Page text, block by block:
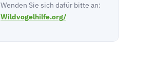
Wenden Sie sich dafür bitte an:
Wildvogelhilfe.org/